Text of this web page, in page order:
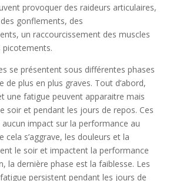
provoquer des raideurs articulaires,
gonflements, des
un raccourcissement des muscles
picotements.
se présentent sous différentes phases
de plus en plus graves. Tout d’abord,
une fatigue peuvent apparaitre mais
soir et pendant les jours de repos. Ces
aucun impact sur la performance au
cela s’aggrave, les douleurs et la
le soir et impactent la performance
la dernière phase est la faiblesse. Les
persistent pendant les jours de